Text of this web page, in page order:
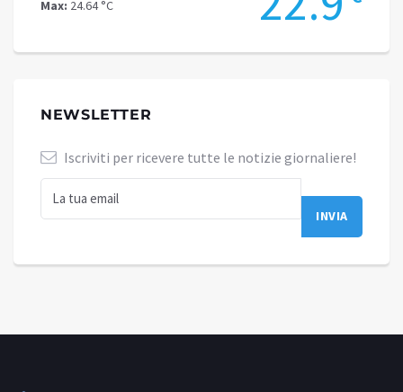
Max: 24.64 °C
NEWSLETTER
Iscriviti per ricevere tutte le notizie giornaliere!